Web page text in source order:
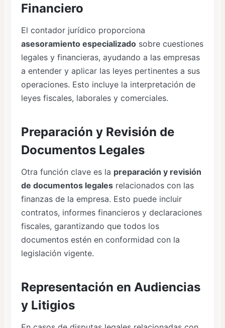
Financiero
El contador jurídico proporciona
asesoramiento especializado sobre cuestiones
legales y financieras, ayudando a las empresas
a entender y aplicar las leyes pertinentes a sus
operaciones. Esto incluye la interpretación de
leyes fiscales, laborales y comerciales.
Preparación y Revisión de
Documentos Legales
Otra función clave es la preparación y revisión
de documentos legales relacionados con las
finanzas de la empresa. Esto puede incluir
contratos, informes financieros y declaraciones
fiscales, garantizando que todos los
documentos estén en conformidad con la
legislación vigente.
Representación en Audiencias
y Litigios